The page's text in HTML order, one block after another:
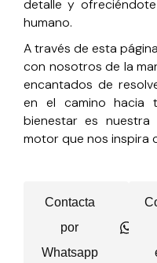
detalle y
humano.
A través de esta
con nosotros de la
encantados de
en el camino hacia
bienestar es
motor que nos inspira
Contacta
por
Whatsapp